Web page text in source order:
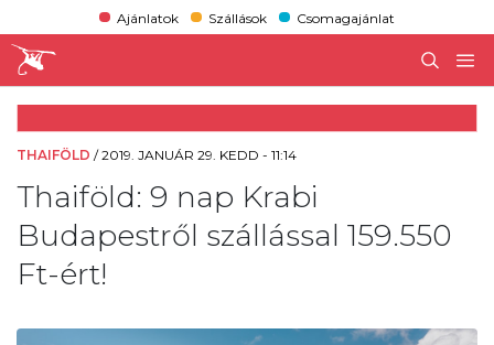
Ajánlatok Szállások Csomagajánlat
THAIFÖLD /2019. JANUÁR 29. KEDD - 11:14
Thaiföld: 9 nap Krabi
Budapestről szállással 159.550
Ft-ért!